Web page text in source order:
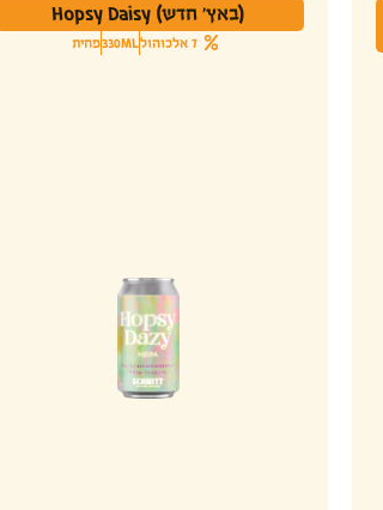
(באץ' חדש) Hopsy Daisy
7 אלכוהול 330MLפחית